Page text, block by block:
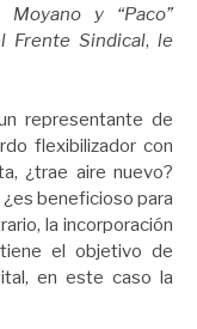
y “Paco”
Frente Sindical,le
representante de
flexibilizador con
¿trae aire nuevo?
¿es beneficioso para
la incorporación
el objetivo de
en este caso la